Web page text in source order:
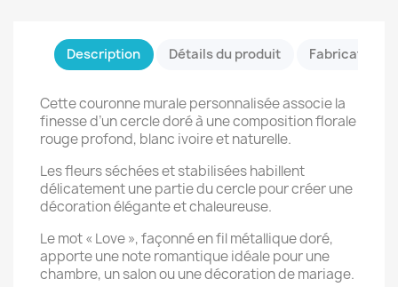
Description Détails du produit Fabrication
Cette couronne murale personnalisée associe la
finesse d’un cercle doré à une composition florale
rouge profond, blanc ivoire et naturelle.
Les fleurs séchées et stabilisées habillent
délicatement une partie du cercle pour créer une
décoration élégante et chaleureuse.
Le mot « Love », façonné en fil métallique doré,
apporte une note romantique idéale pour une
chambre, un salon ou une décoration de mariage.